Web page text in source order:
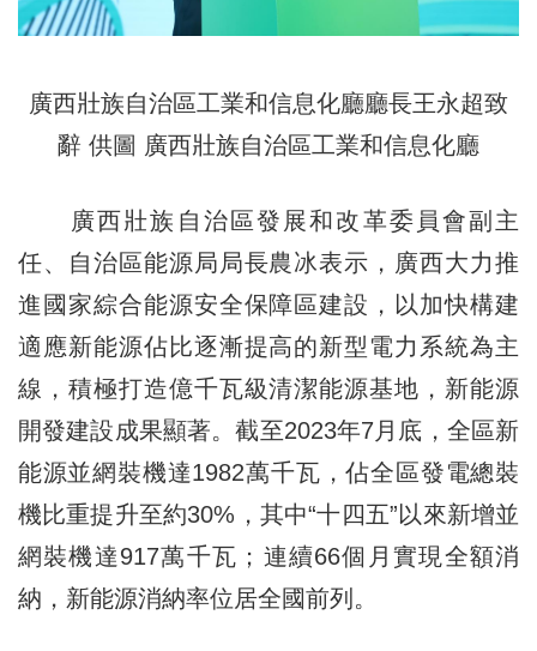
廣西壯族自治區工業和信息化廳廳長王永超致
辭 供圖 廣西壯族自治區工業和信息化廳
廣西壯族自治區發展和改革委員會副主
任、自治區能源局局長農冰表示，廣西大力推
進國家綜合能源安全保障區建設，以加快構建
適應新能源佔比逐漸提高的新型電力系統為主
線，積極打造億千瓦級清潔能源基地，新能源
開發建設成果顯著。截至2023年7月底，全區新
能源並網裝機達1982萬千瓦，佔全區發電總裝
機比重提升至約30%，其中“十四五”以來新增並
網裝機達917萬千瓦；連續66個月實現全額消
納，新能源消納率位居全國前列。